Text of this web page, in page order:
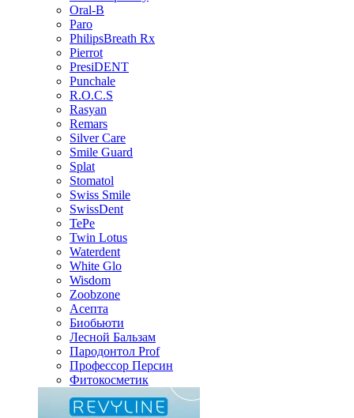
Oral-B
Paro
PhilipsBreath Rx
Pierrot
PresiDENT
Punchale
R.O.C.S
Rasyan
Remars
Silver Care
Smile Guard
Splat
Stomatol
Swiss Smile
SwissDent
TePe
Twin Lotus
Waterdent
White Glo
Wisdom
Zoobzone
Асепта
Биобьюти
Лесной Бальзам
Пародонтол Prof
Профессор Персин
Фитокосметик